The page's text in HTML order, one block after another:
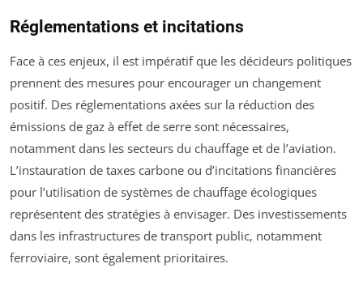
Réglementations et incitations
Face à ces enjeux, il est impératif que les décideurs politiques
prennent des mesures pour encourager un changement
positif. Des réglementations axées sur la réduction des
émissions de gaz à effet de serre sont nécessaires,
notamment dans les secteurs du chauffage et de l’aviation.
L’instauration de taxes carbone ou d’incitations financières
pour l’utilisation de systèmes de chauffage écologiques
représentent des stratégies à envisager. Des investissements
dans les infrastructures de transport public, notamment
ferroviaire, sont également prioritaires.